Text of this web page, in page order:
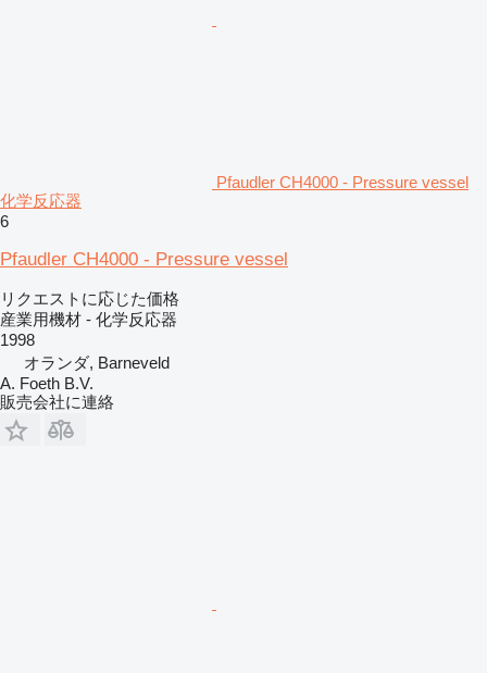
Pfaudler CH4000 - Pressure vessel
化学反応器
6
Pfaudler CH4000 - Pressure vessel
リクエストに応じた価格
産業用機材 - 化学反応器
1998
オランダ, Barneveld
A. Foeth B.V.
販売会社に連絡